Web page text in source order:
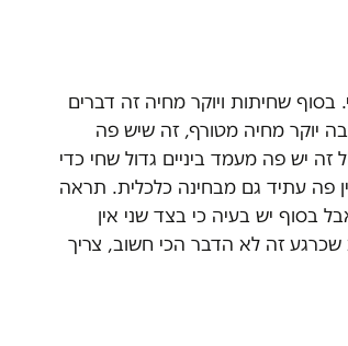
שחיתות ויוקר מחיה זה דברים
יוקר מחיה מטורף, זה שיש פה
יש פה מעמד ביניים גדול שחי כדי
פה עתיד גם מבחינה כלכלית. תראה
בסוף יש בעיה כי בצד שני אין
זה לא הדבר הכי חשוב, צריך